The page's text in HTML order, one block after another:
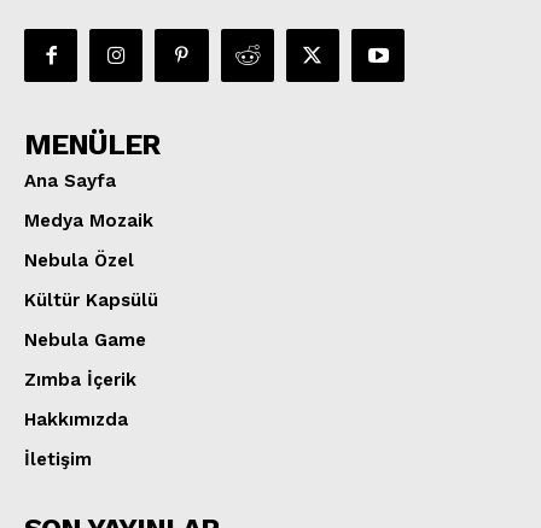
MENÜLER
Ana Sayfa
Medya Mozaik
Nebula Özel
Kültür Kapsülü
Nebula Game
Zımba İçerik
Hakkımızda
İletişim